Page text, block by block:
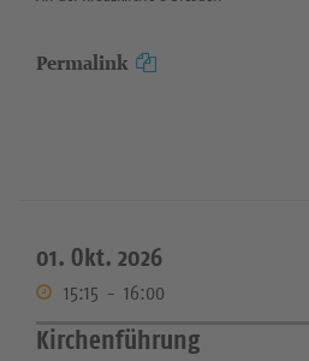
Permalink
01. Okt. 2026
15:15 - 16:00
Kirchenführung